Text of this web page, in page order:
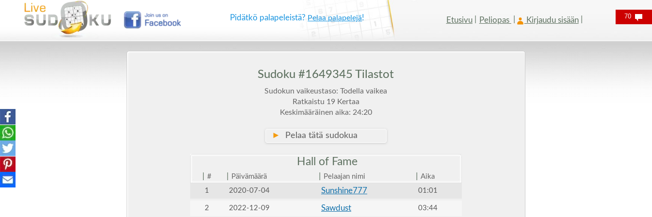
Pidätkö palapeleistä? Pelaa palapelejä! Etusivu Peliopas Kirjaudu sisään
Sudoku #1649345 Tilastot
Sudokun vaikeustaso: Todella vaikea
Ratkaistu 19 Kertaa
Keskimääräinen aika: 24:20
► Pelaa tätä sudokua
Hall of Fame
# Päivämäärä Pelaajan nimi
Aika
1
2020-07-04 Sunshine777 01:01
2 2022-12-09 Sawdust 03:44
70